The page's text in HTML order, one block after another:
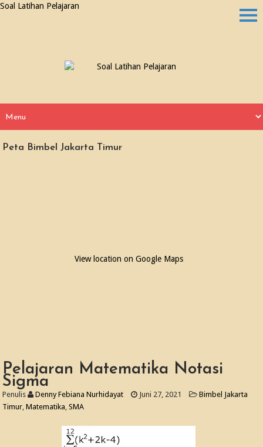
Soal Latihan Pelajaran
Peta Bimbel Jakarta Timur
View location on Google Maps
Pelajaran Matematika Notasi
Sigma
Penulis Denny Febiana Nurhidayat Juni 27, 2021
Bimbel Jakarta
Timur,Matematika,SMA